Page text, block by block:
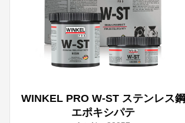
WINKEL PRO W-ST ステンレス鋼
エポキシパテ